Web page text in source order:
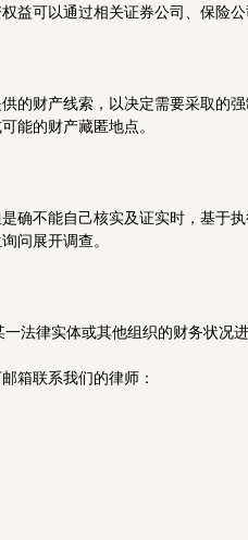
益可以通过相关证券公司、保险公
的财产线索，以决定需要采取的
能的财产藏匿地点。
确不能自己核实及证实时，基于
问展开调查。
法律实体或其他组织的财务状况进
箱联系我们的律师：